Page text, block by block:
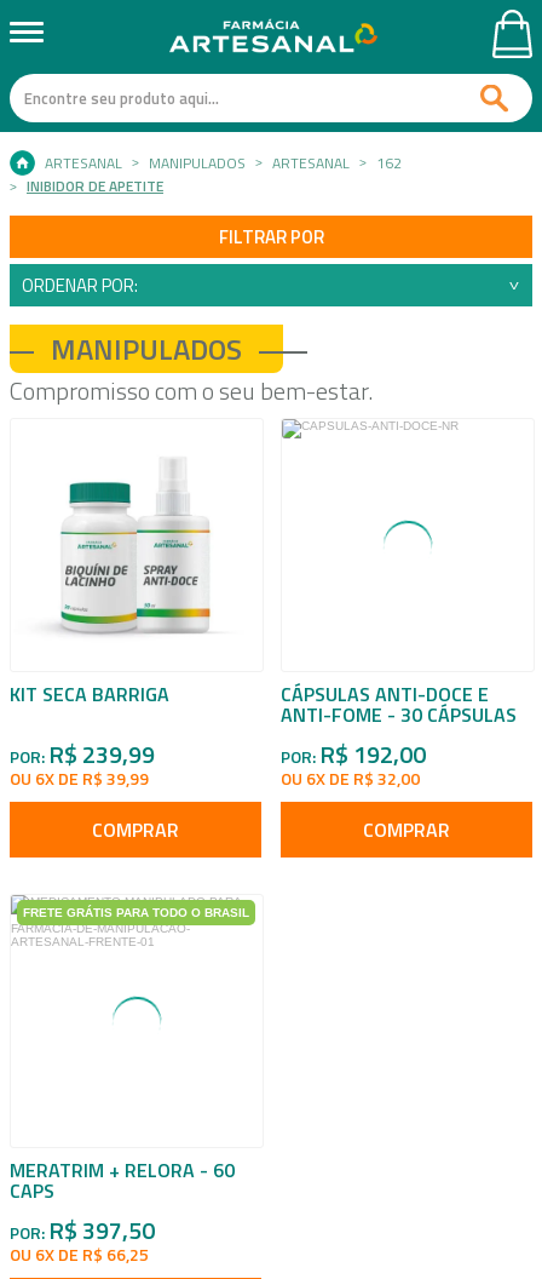
ARTESANAL MANIPULADOS ARTESANAL
162
INIBIDOR DE APETITE
FILTRAR POR
ORDENAR POR:
MANIPULADOS
Compromisso com o seu bem-estar.
KIT SECA BARRIGA
POR: R$ 239,99
OU 6X DE R$ 39,99
COMPRAR
CÁPSULAS ANTI-DOCE E
ANTI-FOME - 30 CÁPSULAS
POR: R$ 192,00
OU 6X DE R$ 32,00
COMPRAR
FRETE GRÁTIS PARA TODO O BRASIL
MERATRIM + RELORA - 60
CAPS
POR: R$ 397,50
OU 6X DE R$ 66,25